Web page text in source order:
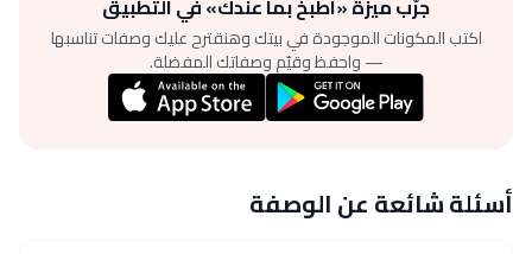
اكتب المكونات الموجودة في بيتك وهنقترح عليك وصفات تناسبها
— واحفظ وقيّم وصفاتك المفضلة.
أسئلة شائعة عن الوصفة